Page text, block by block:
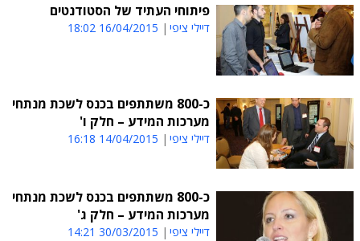
פיתוחי העתיד של הסטודנטים
דיילי ציפי 16/04/2015 18:02
כ-800 משתתפים בכנס לשכת מנתחי
מערכות המידע – חלק ו'
דיילי ציפי 14/04/2015 16:18
כ-800 משתתפים בכנס לשכת מנתחי
מערכות המידע – חלק ג'
דיילי ציפי 30/03/2015 14:21